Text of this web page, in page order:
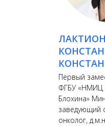
Первый
ФГБУ «НМИЦ
Блохина»
заведующий
онколог,